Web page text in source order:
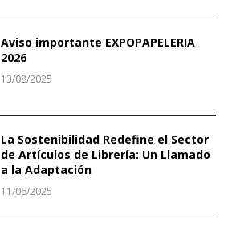
Aviso importante EXPOPAPELERIA
2026
13/08/2025
La Sostenibilidad Redefine el Sector
de Artículos de Librería: Un Llamado
a la Adaptación
11/06/2025